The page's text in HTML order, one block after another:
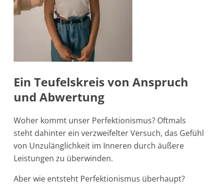
Ein Teufelskreis von Anspruch
und Abwertung
Woher kommt unser Perfektionismus? Oftmals
steht dahinter ein verzweifelter Versuch, das Gefühl
von Unzulänglichkeit im Inneren durch äußere
Leistungen zu überwinden.
Aber wie entsteht Perfektionismus überhaupt?